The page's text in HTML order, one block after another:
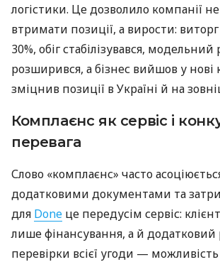
логістики. Це дозволило компанії
втримати позиції, а вирости:
30%, обіг стабілізувався, модельний
розширився, а бізнес вийшов у нові
зміцнив позиції в Україні й на
Комплаєнс як сервіс і
перевага
Слово «комплаєнс» часто
додатковими документами та
для Done це передусім сервіс:
лише фінансування, а й додатковий
перевірки всієї угоди —